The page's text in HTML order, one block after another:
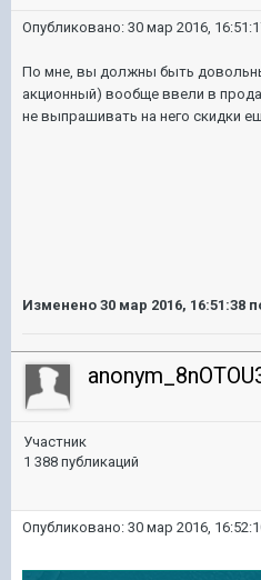
Опубликовано: 30 мар 2016,
По мне, вы должны быть
акционный) вообще ввели в
не выпрашивать на него скидки
Изменено 30 мар 2016, 16:51:38
Участник
1 388 публикаций
Опубликовано: 30 мар 2016,